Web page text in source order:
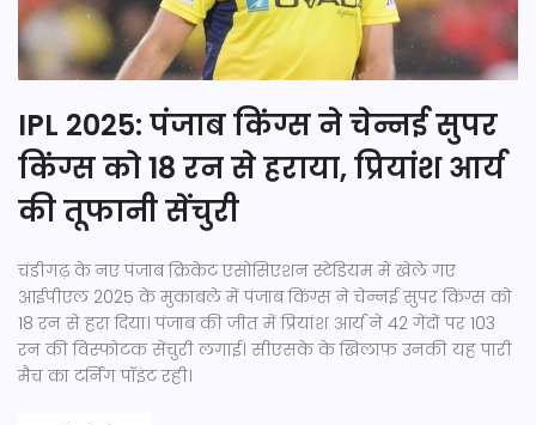
IPL 2025: पंजाब किंग्स ने चेन्नई सुपर
किंग्स को 18 रन से हराया, प्रियांश आर्य
की तूफानी सेंचुरी
चंडीगढ़ के नए पंजाब क्रिकेट एसोसिएशन स्टेडियम में खेले गए
आईपीएल 2025 के मुकाबले में पंजाब किंग्स ने चेन्नई सुपर किंग्स को
18 रन से हरा दिया। पंजाब की जीत में प्रियांश आर्य ने 42 गेंदों पर 103
रन की विस्फोटक सेंचुरी लगाई। सीएसके के खिलाफ उनकी यह पारी
मैच का टर्निंग पॉइंट रही।